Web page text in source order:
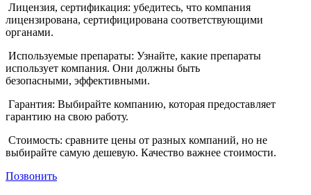
Лицензия, сертификация: убедитесь, что компания
лицензирована, сертифицирована соответствующими
органами.
Используемые препараты: Узнайте, какие препараты
использует компания. Они должны быть
безопасными, эффективными.
Гарантия: Выбирайте компанию, которая предоставляет
гарантию на свою работу.
Стоимость: сравните цены от разных компаний, но не
выбирайте самую дешевую. Качество важнее стоимости.
Позвонить